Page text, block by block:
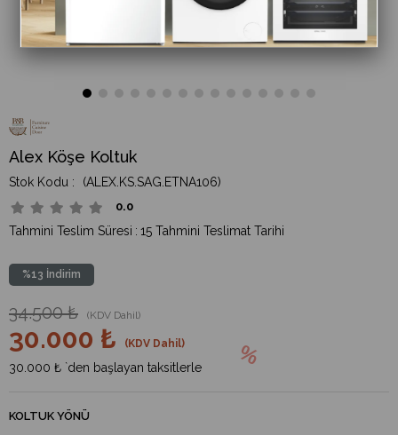
Alex Köşe Koltuk
(ALEX.KS.SAG.ETNA106)
0.0
Tahmini Teslim Süresi : 15 Tahmini Teslimat Tarihi
%13 İndirim
34.500 ₺ (KDV Dahil)
30.000 ₺ (KDV Dahil)
30.000 ₺ `den başlayan taksitlerle
KOLTUK YÖNÜ